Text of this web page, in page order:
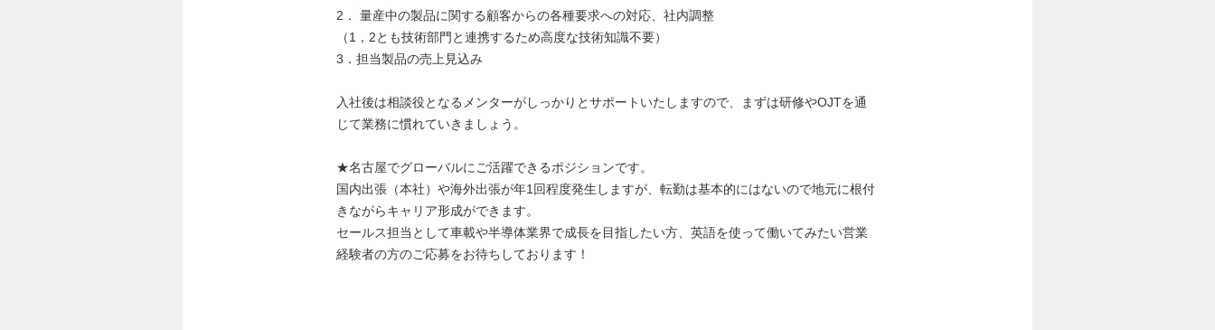
2． 量産中の製品に関する顧客からの各種要求への対応、社内調整
（1，2とも技術部門と連携するため高度な技術知識不要）
3．担当製品の売上見込み
入社後は相談役となるメンターがしっかりとサポートいたしますので、まずは研修やOJTを通
じて業務に慣れていきましょう。
★名古屋でグローバルにご活躍できるポジションです。
国内出張（本社）や海外出張が年1回程度発生しますが、転勤は基本的にはないので地元に根付
きながらキャリア形成ができます。
セールス担当として車載や半導体業界で成長を目指したい方、英語を使って働いてみたい営業
経験者の方のご応募をお待ちしております！